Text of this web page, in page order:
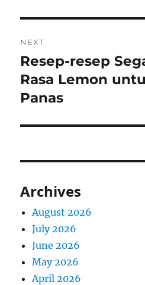
NEXT
Next
post:
Resep-resep
Rasa Lemon
Panas
Archives
August 2026
July 2026
June 2026
May 2026
April 2026